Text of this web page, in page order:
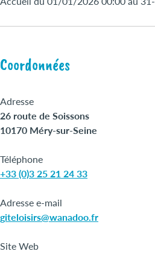
Coordonnées
Adresse
26 route de Soissons
10170 Méry-sur-Seine
Téléphone
+33 (0)3 25 21 24 33
Adresse e-mail
giteloisirs@wanadoo.fr
Site Web